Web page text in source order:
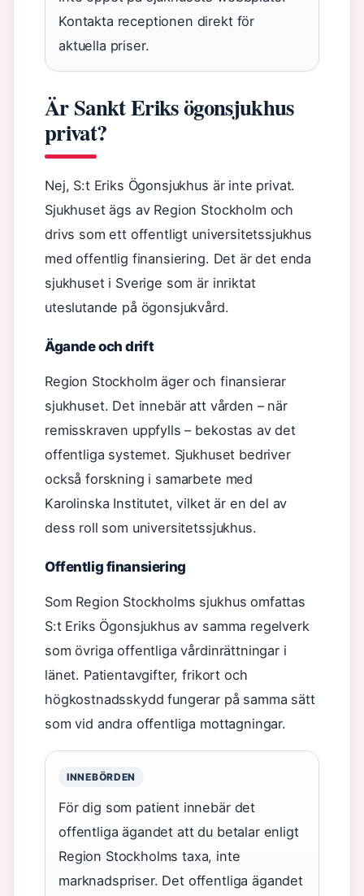
Kontakta receptionen direkt för
aktuella priser.
Är Sankt Eriks ögonsjukhus
privat?
Nej, S:t Eriks Ögonsjukhus är inte privat.
Sjukhuset ägs av Region Stockholm och
drivs som ett offentligt universitetssjukhus
med offentlig finansiering. Det är det enda
sjukhuset i Sverige som är inriktat
uteslutande på ögonsjukvård.
Ägande och drift
Region Stockholm äger och finansierar
sjukhuset. Det innebär att vården – när
remisskraven uppfylls – bekostas av det
offentliga systemet. Sjukhuset bedriver
också forskning i samarbete med
Karolinska Institutet, vilket är en del av
dess roll som universitetssjukhus.
Offentlig finansiering
Som Region Stockholms sjukhus omfattas
S:t Eriks Ögonsjukhus av samma regelverk
som övriga offentliga vårdinrättningar i
länet. Patientavgifter, frikort och
högkostnadsskydd fungerar på samma sätt
som vid andra offentliga mottagningar.
INNEBÖRDEN
För dig som patient innebär det
offentliga ägandet att du betalar enligt
Region Stockholms taxa, inte
marknadspriser. Det offentliga ägandet